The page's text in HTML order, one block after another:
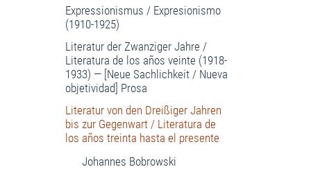
Expressionismus / Expresionismo
(1910-1925)
Literatur der Zwanziger Jahre /
Literatura de los años veinte (1918-
1933) — [Neue Sachlichkeit / Nueva
objetividad] Prosa
Literatur von den Dreißiger Jahren
bis zur Gegenwart / Literatura de
los años treinta hasta el presente
Johannes Bobrowski